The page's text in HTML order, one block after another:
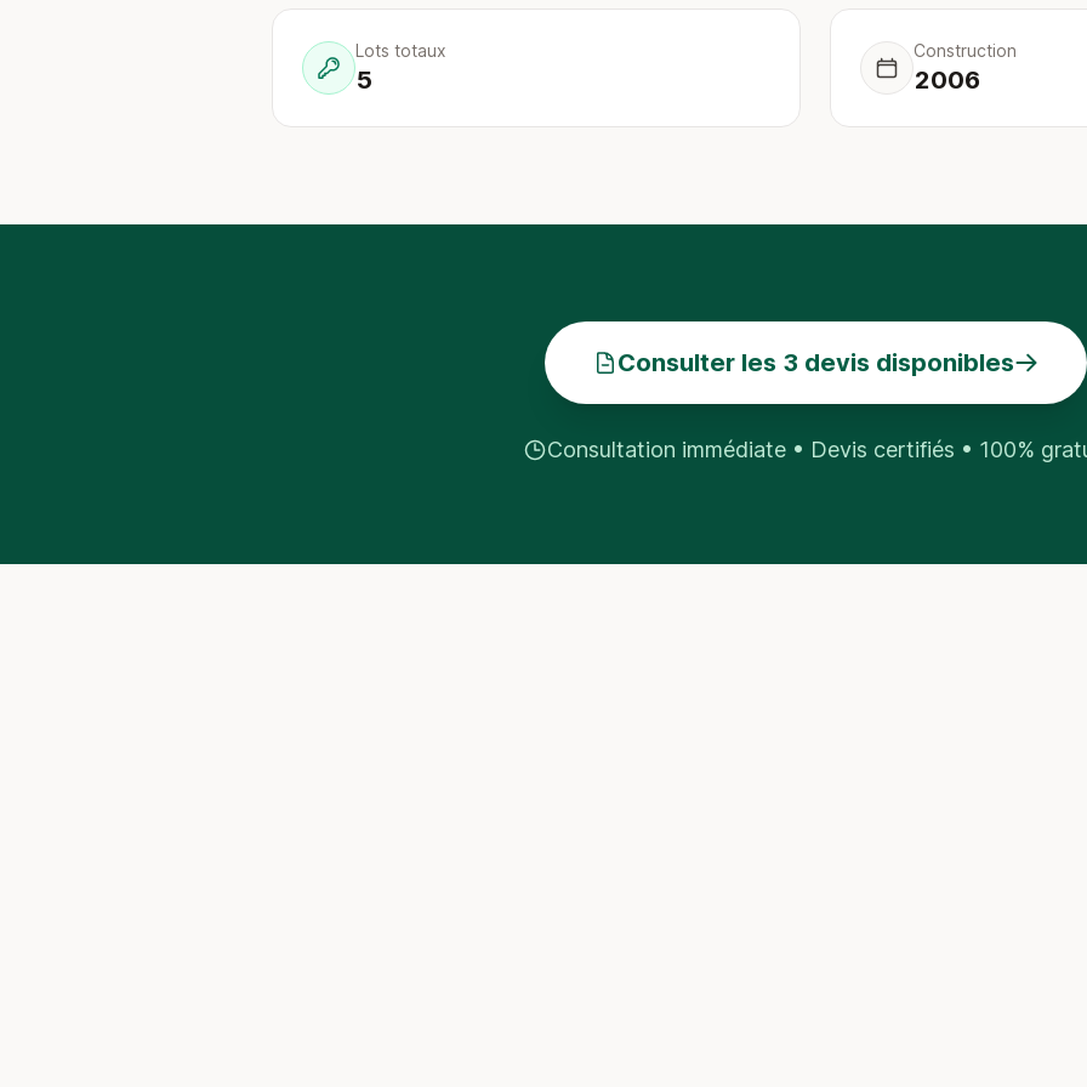
Lots totaux
5
Construction
2006
Consulter les 3 devis disponibles
Consultation immédiate • Devis certifiés • 100%